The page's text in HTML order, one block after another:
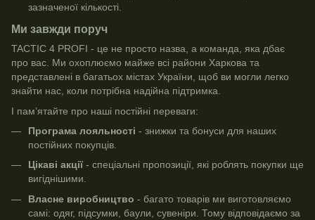
зазначеної кількості.
Ми завжди поруч
TACTIC 4 PROFI - це не просто назва, а команда, яка дбає
про вас. Ми охоплюємо майже всі райони Харкова та
представлені в багатьох містах України, щоб ви могли легко
знайти нас, коли потрібна надійна підтримка.
І пам’ятайте про наші постійні переваги:
Програма лояльності - знижки та бонуси для наших
постійних покупців.
Цікаві акції- спеціальні пропозиції, які роблять покупки ще
вигіднішими.
Власне виробництво - багато товарів ми виготовляємо
самі: одяг, підсумки, баули, сувеніри. Тому відповідаємо за